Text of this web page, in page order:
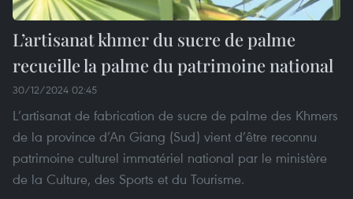
L’artisanat khmer du sucre de palme
recueille la palme du patrimoine national
30/12/2024 02:45
L’artisanat de fabrication de sucre de palme des Khmers
de la province d’An Giang (Sud) vient d’être reconnu
patrimoine culturel immatériel national par le ministère
de la Culture, des Sports et du Tourisme.